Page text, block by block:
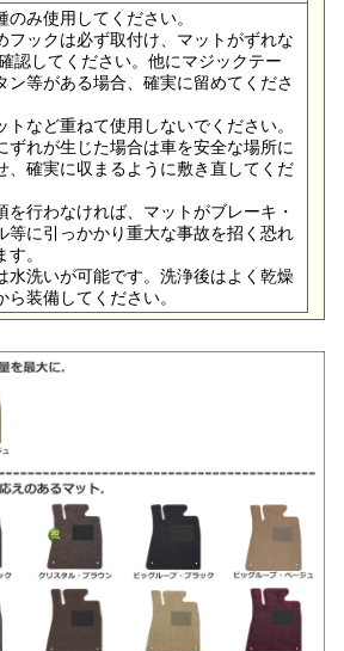
のみ使用してください。
フックは必ず取付け、マットがずれな
認してください。他にマジックテー
ン等がある場合、確実に留めてくださ
トなど重ねて使用しないでください。
ずれが生じた場合は車を安全な場所に
、確実に収まるように敷き直してくだ
を行わなければ、マットがブレーキ・
等に引っかかり重大な事故を招く恐れ
。
水洗いが可能です。洗浄後はよく乾燥
ら装備してください。